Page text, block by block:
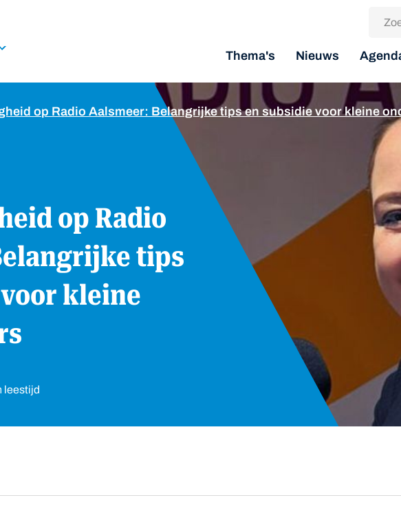
Thema's Nieuws
op Radio Aalsmeer: Belangrijke tips en subsidie voor kleine
tips
kleine
leestijd